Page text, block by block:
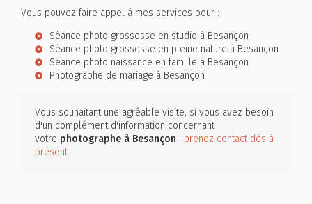
Vous pouvez faire appel à mes services pour :
Séance photo grossesse en studio à Besançon
Séance photo grossesse en pleine nature à Besançon
Séance photo naissance en famille à Besançon
Photographe de mariage à Besançon
Vous souhaitant une agréable visite, si vous avez besoin
d'un complément d'information concernant
votre photographe à Besançon : prenez contact dès à
présent.